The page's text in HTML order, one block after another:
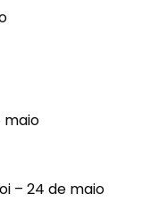
maio
– 24 de maio